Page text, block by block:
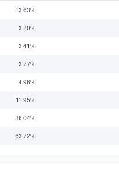
13.63%
3.20%
3.41%
3.77%
4.96%
11.95%
36.04%
63.72%